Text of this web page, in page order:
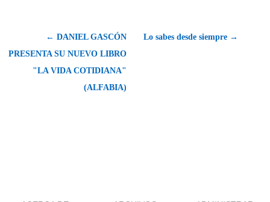
← DANIEL GASCÓN
PRESENTA SU NUEVO LIBRO
"LA VIDA COTIDIANA"
(ALFABIA)
Lo sabes desde siempre →